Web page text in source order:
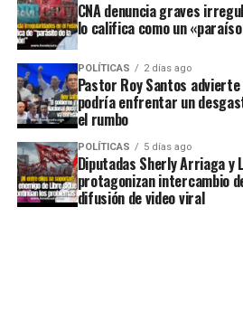
CNA denuncia graves
lo califica como un
POLÍTICAS 2 días ago
Pastor Roy Santos
podría enfrentar un
el rumbo
POLÍTICAS 5 días ago
Diputadas Sherly Arriaga y
protagonizan intercambio
difusión de video viral